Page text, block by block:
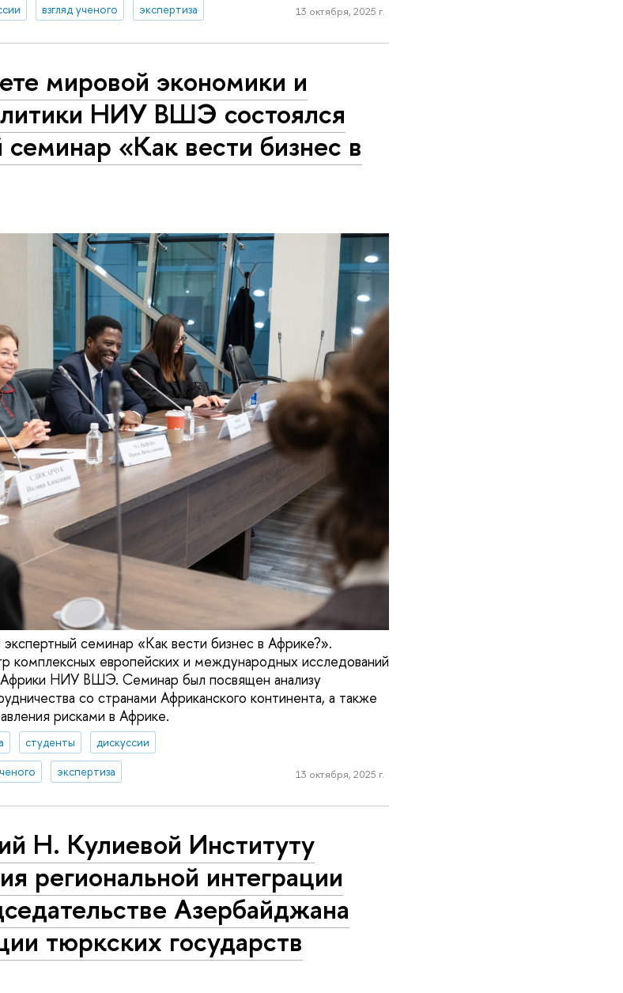
взгляд ученого экспертиза 13 октября, 2025 г.
мировой экономики и
НИУ ВШЭ состоялся
«Как вести бизнес в
семинар «Как вести бизнес в Африке?».
комплексных европейских и международных исследований
НИУ ВШЭ. Семинар был посвящен анализу
со странами Африканского континента, а также
рисками в Африке.
студенты
дискуссии
экспертиза 13 октября, 2025 г.
Н. Кулиевой Институту
региональной интеграции
Азербайджана
тюркских государств